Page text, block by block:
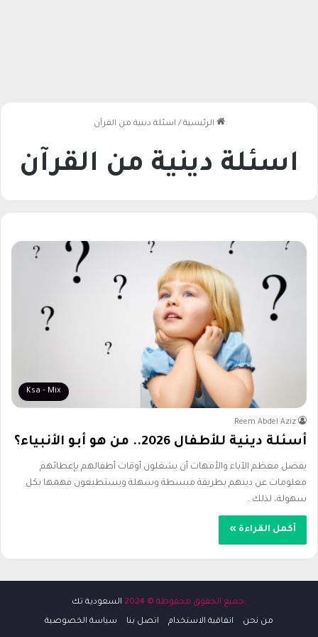
الرئيسية / اسئلة دينية من القرآن
اسئلة دينية من القرآن
Ksa - Mix
Reem Abdel Aziz
أسئلة دينية للأطفال 2026.. من هو أبو الأنبياء؟
يفضل معظم الآباء والأمهات أن يشغلون أوقات أطفالهم بإعطائهم
معلومات عن دينهم بطريقة مبسطة وسهلة ويستطيعون فهمها بكل
سهولة، لذلك…
أكمل القراءة »
:جميع الحقوق محفوظة © 2024 السعودية تك
من نحن اتفاقية الاستخدام اتصل بنا سياسة الخصوصية